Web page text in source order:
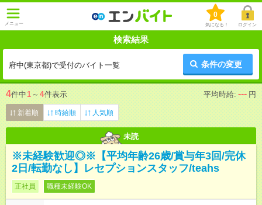
メニュー
0
気になる！ ログイン
検索結果
府中(東京都)で受付のバイト一覧 条件の変更
4件中1 ～ 4件表示 平均時給: --- 円
新着順 時給順 人気順
未読
※未経験歓迎◎※【平均年齢26歳/賞与年3回/完休
2日/転勤なし】レセプションスタッフ/teahs
正社員 職種未経験OK